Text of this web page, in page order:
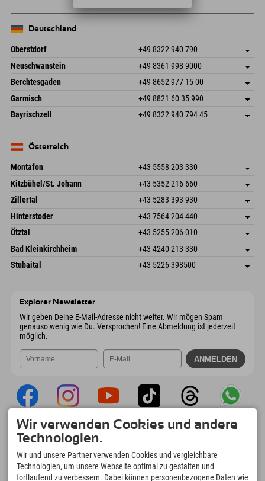
Deutschland
Oberstdorf +49 8322 940 790
An der Breitach 3
87538 Fischen I. Allgäu
Deutschland
Adresse speichern
Anreiseinfos
Buchen
Neuschwanstein +49 8361 998 9000
An der Riese 45
87484 Nesselwang im Allgäu
Deutschland
Adresse speichern
Buchen
Berchtesgaden +49 8652 977 15 00
Hofreitstr. 7
83471 Schönau am Königssee
Deutschland
Adresse speichern
Anreiseinfos
Buchen
Garmisch +49 8821 60 35 990
Frickenstraße 22
82490 Farchant
Adresse speichern
Bayrischzell +49 8322 940 794 45
Deutschland
Österreich
Montafon +43 5558 203 330
Dorfstr. 127b
6793 Gaschurn/Montafon
Österreich
Adresse speichern
Anreiseinfos
Buchen
Kitzbühel/St. Johann +43 5352 216 660
Speckbacherstraße 87
Österreich
Adresse speichern
Buchen
Zillertal +43 5283 393 930
Schmiedau 2
6272 Kaltenbach im Zillertal
Österreich
Adresse speichern
Anreiseinfos
Buchen
Hinterstoder +43 7564 204 440
Freizeitpark 10
Österreich
Adresse speichern
Buchen
Ötztal +43 5255 206 010
Gscheat 14
6441 Umhausen
Österreich
Adresse speichern
Anreiseinfos
Buchen
Bad Kleinkirchheim +43 4240 213 330
Dorfstraße 24
Adresse speichern
Stubaital +43 5226 398500
Explorer Newsletter
Wir geben Deine E-Mail-Adresse nicht weiter. Wir mögen Spam
genauso wenig wie Du. Versprochen! Eine Abmeldung ist jederzeit
möglich.
Explorer App
Upload Deiner #ExplorerMoments, Mein
Explorer To Go mit Buchungsübersicht,
Bucketlist, Restaurantübersicht uvm. Jetzt
Wir verwenden Cookies und andere
Technologien.
Wir und unsere Partner verwenden Cookies und vergleichbare
Technologien, um unsere Webseite optimal zu gestalten und
fortlaufend zu verbessern. Dabei können personenbezogene Daten wie